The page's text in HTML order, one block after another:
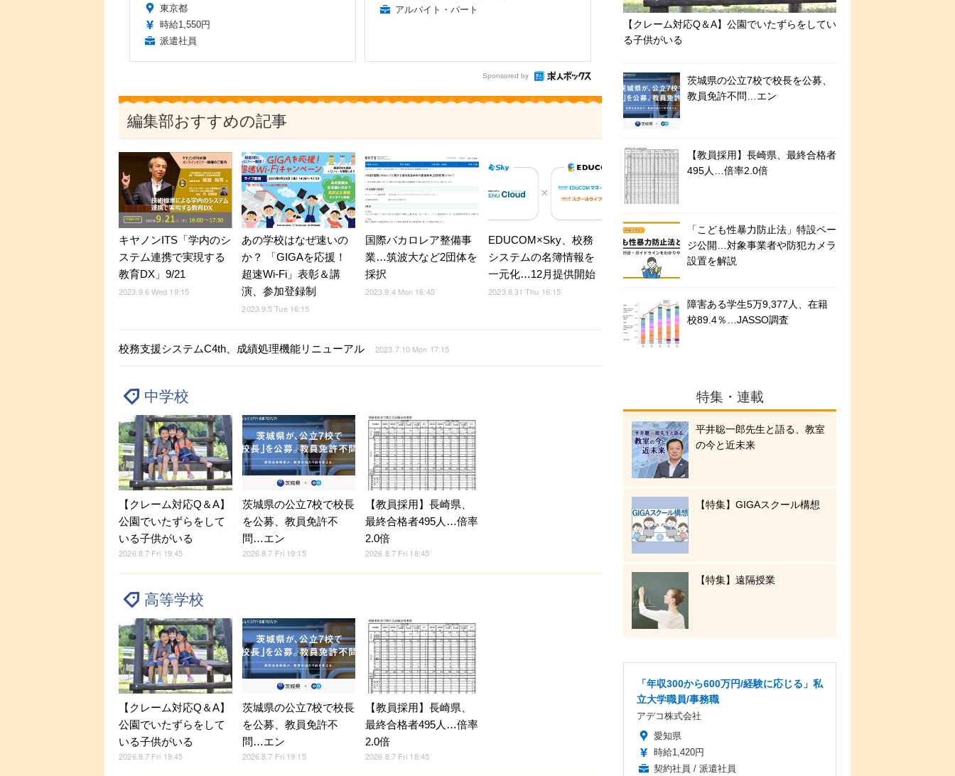
東京都
時給1,550円
派遣社員
アルバイト・パート
Sponsored by
編集部おすすめの記事
キヤノンITS「学内のシ
ステム連携で実現する
教育DX」9/21
2023.9.6 Wed 19:15
あの学校はなぜ速いの
か？ 「GIGAを応援！
超速Wi-Fi」表彰＆講
演、参加登録制
2023.9.5 Tue 16:15
国際バカロレア整備事
業…筑波大など2団体を
採択
2023.9.4 Mon 16:45
EDUCOM×Sky、校務
システムの名簿情報を
一元化…12月提供開始
2023.8.31 Thu 16:15
校務支援システムC4th、成績処理機能リニューアル 2023.7.10 Mon 17:15
中学校
【クレーム対応Q＆A】
公園でいたずらをして
いる子供がいる
2026.8.7 Fri 19:45
茨城県の公立7校で校長
を公募、教員免許不
問…エン
2026.8.7 Fri 19:15
【教員採用】長崎県、
最終合格者495人…倍率
2.0倍
2026.8.7 Fri 18:45
高等学校
【クレーム対応Q＆A】
公園でいたずらをして
いる子供がいる
2026.8.7 Fri 19:45
茨城県の公立7校で校長
を公募、教員免許不
問…エン
2026.8.7 Fri 19:15
【教員採用】長崎県、
最終合格者495人…倍率
2.0倍
2026.8.7 Fri 18:45
【クレーム対応Q＆A】公園でいたずらをしてい
る子供がいる
茨城県の公立7校で校長を公募、
教員免許不問…エン
【教員採用】長崎県、最終合格者
495人…倍率2.0倍
「こども性暴力防止法」特設ペー
ジ公開…対象事業者や防犯カメラ
設置を解説
障害ある学生5万9,377人、在籍
校89.4％…JASSO調査
特集・連載
平井聡一郎先生と語る、教室
の今と近未来
【特集】GIGAスクール構想
【特集】遠隔授業
「年収300から600万円/経験に応じる」私
立大学職員/事務職
アデコ株式会社
愛知県
時給1,420円
契約社員 / 派遣社員